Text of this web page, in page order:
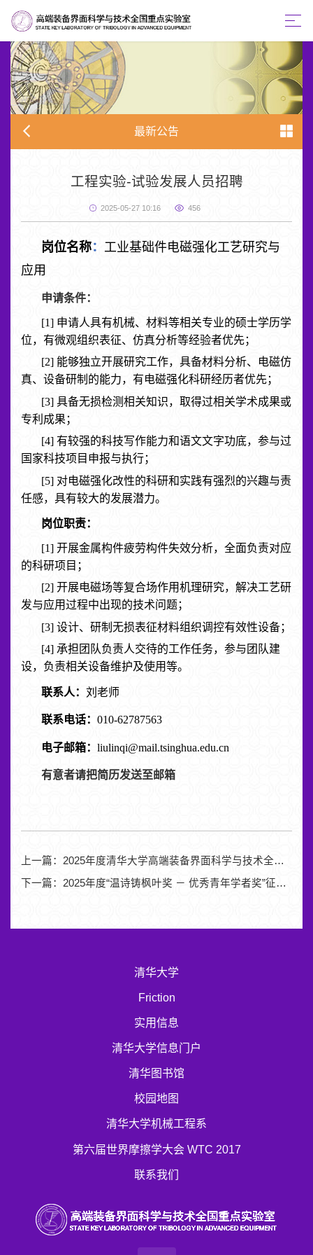
最新公告
工程实验-试验发展人员招聘
2025-05-27 10:16 456
岗位名称： 工业基础件电磁强化工艺研究与
应用
申请条件：
[1] 申请人具有机械、材料等相关专业的硕士学历学
位，有微观组织表征、仿真分析等经验者优先；
[2] 能够独立开展研究工作，具备材料分析、电磁仿
真、设备研制的能力，有电磁强化科研经历者优先；
[3] 具备无损检测相关知识，取得过相关学术成果或
专利成果；
[4] 有较强的科技写作能力和语文文字功底，参与过
国家科技项目申报与执行；
[5] 对电磁强化改性的科研和实践有强烈的兴趣与责
任感，具有较大的发展潜力。
岗位职责：
[1] 开展金属构件疲劳构件失效分析，全面负责对应
的科研项目；
[2] 开展电磁场等复合场作用机理研究，解决工艺研
发与应用过程中出现的技术问题；
[3] 设计、研制无损表征材料组织调控有效性设备；
[4] 承担团队负责人交待的工作任务，参与团队建
设，负责相关设备维护及使用等。
联系人：刘老师
联系电话：010-62787563
电子邮箱：liulinqi@mail.tsinghua.edu.cn
有意者请把简历发送至邮箱
上一篇： 2025年度清华大学高端装备界面科学与技术全国重点实验室 开放基金项目申报指南 （2025年7月修订版）
下一篇： 2025年度“温诗铸枫叶奖 － 优秀青年学者奖”征集候选人公告
清华大学
Friction
实用信息
清华大学信息门户
清华图书馆
校园地图
清华大学机械工程系
第六届世界摩擦学大会 WTC 2017
联系我们